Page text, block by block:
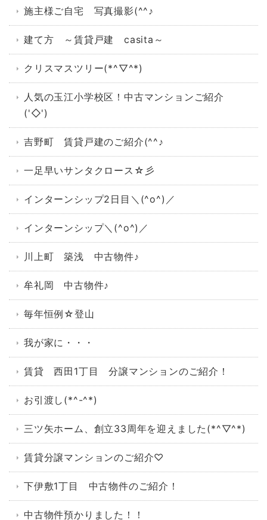
施主様ご自宅 写真撮影(^^♪
建て方 ～賃貸戸建 casita～
クリスマスツリー(*^▽^*)
人気の玉江小学校区！中古マンションご紹介
('◇')ゞ
吉野町 賃貸戸建のご紹介(^^♪
一足早いサンタクロース☆彡
インターンシップ2日目＼(^o^)／
インターンシップ＼(^o^)／
川上町 築浅 中古物件♪
牟礼岡 中古物件♪
毎年恒例☆登山
我が家に・・・
賃貸 西田1丁目 分譲マンションのご紹介！
お引渡し(*^-^*)
三ツ矢ホーム、創立33周年を迎えました(*^▽^*)
賃貸分譲マンションのご紹介♡
下伊敷1丁目 中古物件のご紹介！
中古物件預かりました！！